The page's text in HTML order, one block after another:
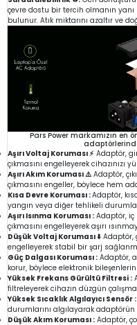
çevre dostu bir tercih olmanın
bulunur. Atık miktarını azaltır ve
Pars Power markamızın en
Aşırı Voltaj Koruması ⚡ Adaptör,
çıkmasını engelleyerek cihazınızı
Aşırı Akım Koruması ⚠️Adaptör,
çıkmasını engeller, böylece hem
Kısa Devre Koruması :Adaptör,
yangın veya diğer tehlikeli
Aşırı Isınma Koruması : Adaptör, iç
çıkmasını engelleyerek aşırı
Düşük Voltaj Koruması ⬇️ Adaptör,
engelleyerek stabil bir şarj
Güç Dalgası Koruması : Adaptör,
korur, böylece elektronik
Yüksek Frekans Gürültü Filtresi :
filtreleyerek cihazın düzgün
Yüksek Sıcaklık Algılayıcı Sensör :
durumlarını algılayarak
Düşük Akım Koruması : Adaptör,